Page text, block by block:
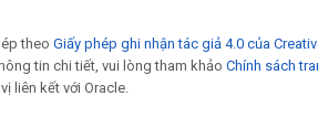
theo Giấy phép ghi nhận tác giả 4.0 của
tin chi tiết, vui lòng tham khảo Chính sách
liên kết với Oracle.